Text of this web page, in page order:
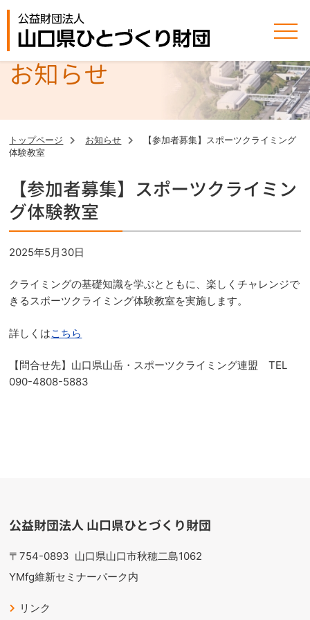
お知らせ
トップページ お知らせ
【参加者募集】スポーツクライミング
体験教室
【参加者募集】スポーツクライミン
グ体験教室
2025年5月30日
クライミングの基礎知識を学ぶとともに、楽しくチャレンジで
きるスポーツクライミング体験教室を実施します。
詳しくはこちら
【問合せ先】山口県山岳・スポーツクライミング連盟 TEL
090-4808-5883
公益財団法人 山口県ひとづくり財団
〒754-0893 山口県山口市秋穂二島1062
YMfg維新セミナーパーク内
リンク